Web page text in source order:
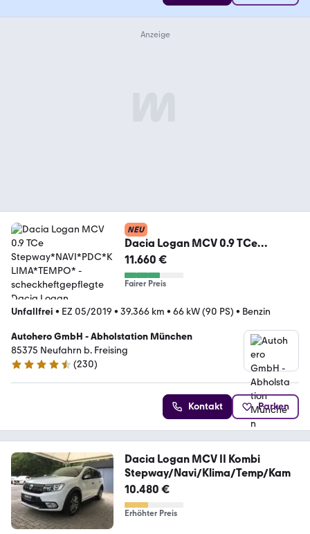
NEU
Dacia Logan MCV 0.9 TCe
Stepway*NAVI*PDC*KLIMA*TEMP
O*
11.660 €
Fairer Preis
Unfallfrei • EZ 05/2019 • 39.366 km • 66 kW (90 PS) • Benzin
Autohero GmbH - Abholstation München
85375 Neufahrn b. Freising
4.4 Sterne
(230)
Kontakt Parken
Dacia Logan MCV II Kombi
Stepway/Navi/Klima/Temp/Kam
10.480 €
Erhöhter Preis